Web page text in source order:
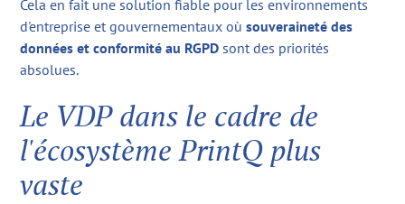
Cela en fait une solution fiable pour les environnements
d'entreprise et gouvernementaux oùsouveraineté des
données et conformité au RGPD sont des priorités
absolues.
Le VDP dans le cadre de
l'écosystème PrintQ plus
vaste